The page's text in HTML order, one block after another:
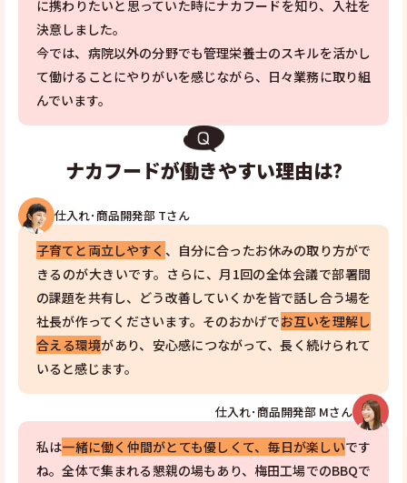
に携わりたいと思っていた時にナカフードを知り、入社を
決意しました。
今では、病院以外の分野でも管理栄養士のスキルを活かし
て働けることにやりがいを感じながら、日々業務に取り組
んでいます。
ナカフードが働きやすい理由は?
仕入れ･商品開発部 Tさん
子育てと両立しやすく 、自分に合ったお休みの取り方がで
きるのが大きいです。さらに、月1回の全体会議で部署間
の課題を共有し、どう改善していくかを皆で話し合う場を
社長が作ってくださいます。そのおかげでお互いを理解し
合える環境があり、安心感につながって、長く続けられて
いると感じます。
仕入れ･商品開発部 Mさん
私は一緒に働く仲間がとても優しくて、毎日が楽しいです
ね。全体で集まれる懇親の場もあり、梅田工場でのBBQで